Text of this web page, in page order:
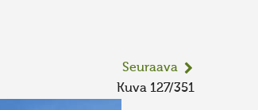
Seuraava
Kuva 127/351